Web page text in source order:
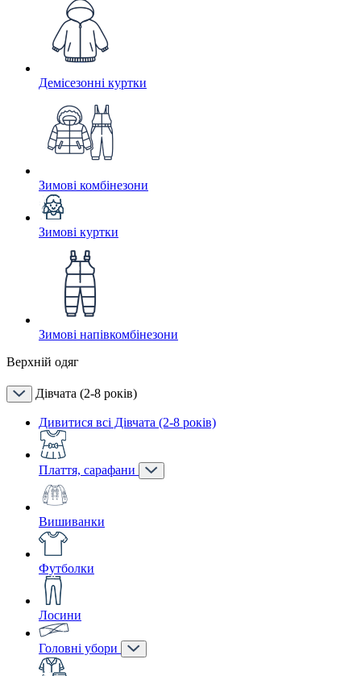
Демісезонні куртки
Зимові комбінезони
Зимові куртки
Зимові напівкомбінезони
Верхній одяг
Дівчата (2-8 років)
Дивитися всі Дівчата (2-8 років)
Плаття, сарафани
Вишиванки
Футболки
Лосини
Головні убори